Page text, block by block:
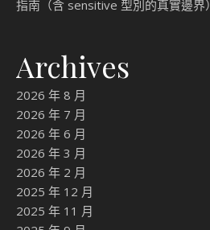
指南（含 sensitive 型別的真實邊界）
Archives
2026 年 8 月
2026 年 7 月
2026 年 6 月
2026 年 3 月
2026 年 2 月
2025 年 12 月
2025 年 11 月